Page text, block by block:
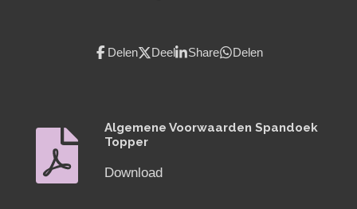
Delen Deel Share Delen
Algemene Voorwaarden Spandoek
Topper
Download